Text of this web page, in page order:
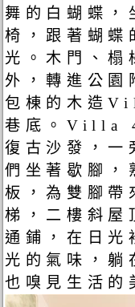
舞的白蝴蝶，
椅，跟著蝴蝶
光。木門、榻
外，轉進公園
包棟的木造
巷底。Villa
復古沙發，一
們坐著歇腳，
板，為雙腳帶
梯，二樓斜屋
通鋪，在日光
光的氣味，躺
也嗅見生活的